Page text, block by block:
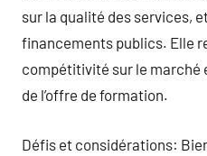
sur la qualité des services,
financements publics. Elle
compétitivité sur le marché
de l’offre de formation.
Défis et considérations: